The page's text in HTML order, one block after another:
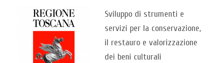
Sviluppo di strumenti e
servizi per la conservazione,
il restauro e valorizzazione
dei beni culturali